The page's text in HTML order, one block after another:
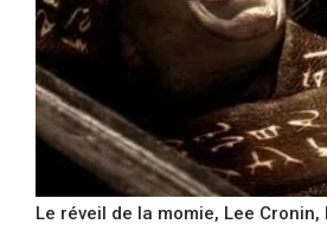
Le réveil de la momie, Lee Cronin,